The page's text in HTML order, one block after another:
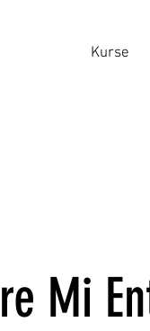
Kurse
Mi